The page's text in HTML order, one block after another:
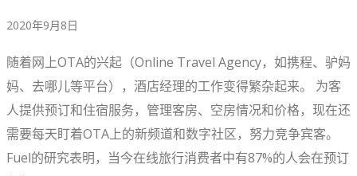
2020年9月8日
随着网上OTA的兴起（Online Travel Agency，如携程、驴妈
妈、去哪儿等平台），酒店经理的工作变得繁杂起来。 为客
人提供预订和住宿服务，管理客房、空房情况和价格，现在还
需要每天盯着OTA上的新频道和数字社区，努力竞争宾客。
Fuel的研究表明，当今在线旅行消费者中有87%的人会在预订